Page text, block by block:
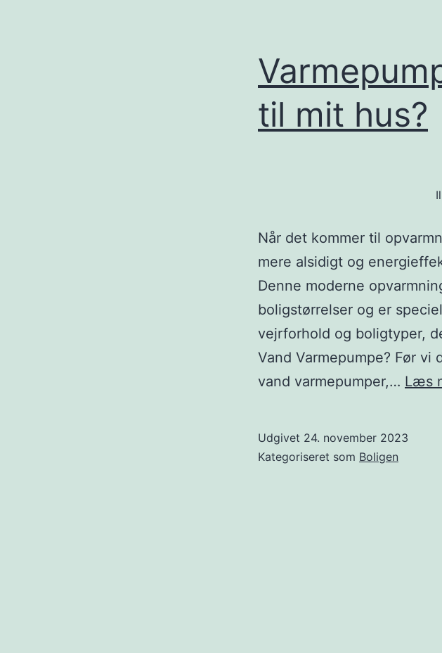
til mit hus?
Når det kommer til
mere alsidigt og
Denne moderne
boligstørrelser og er
vejrforhold og boligtyper,
Vand Varmepumpe? Før
vand varmepumper,… Læs
Udgivet 24. november 2023
Kategoriseret som Boligen